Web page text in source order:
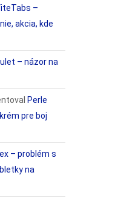
–
akcia, kde
– názor na
Perle
pre boj
– problém s
na